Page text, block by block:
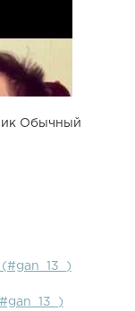
Обычный